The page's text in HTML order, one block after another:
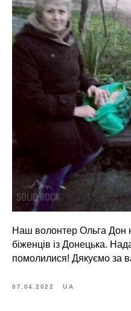
Наш волонтер Ольга Дон
біженців із Донецька.
помолилися! Дякуємо за
07.04.2022 UA